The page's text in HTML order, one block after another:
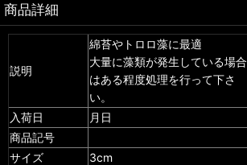
商品詳細
説明
綿苔やトロロ藻に最適
大量に藻類が発生している場合
はある程度処理を行って下さ
い。
入荷日
月日
商品記号
サイズ
3cm